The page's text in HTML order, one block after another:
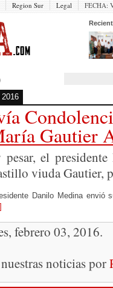
Region Sur Legal FECHA:
Gautier
el
viuda Gautier,
Danilo Medina envió
febrero 03, 2016.
noticias por